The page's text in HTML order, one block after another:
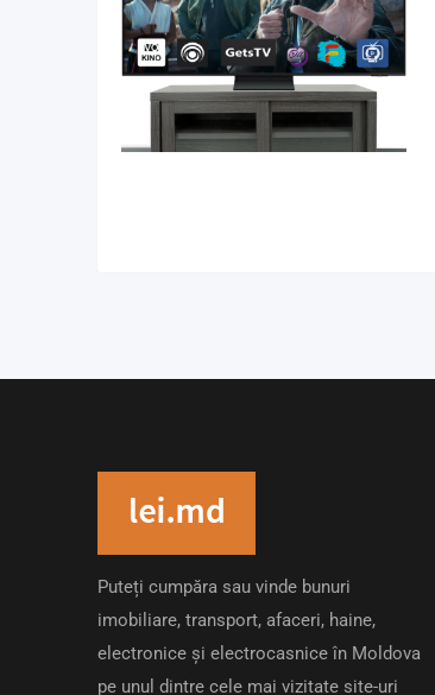
Puteți cumpăra sau vinde bunuri
imobiliare, transport, afaceri, haine,
electronice și electrocasnice în Moldova
pe unul dintre cele mai vizitate site-uri